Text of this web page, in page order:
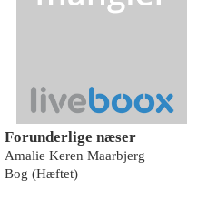
Forunderlige næser
Amalie Keren Maarbjerg
Bog (Hæftet)